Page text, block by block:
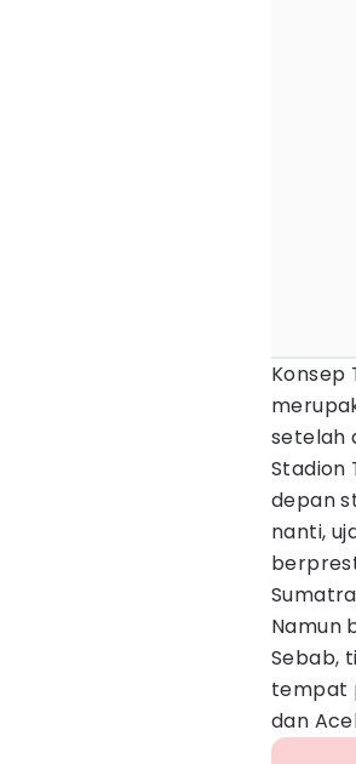
Konsep
setelah
Stadion
depan
nanti,
Namun
Sebab,
tempat
dan